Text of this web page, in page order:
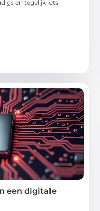
en tegelijk iets
een digitale